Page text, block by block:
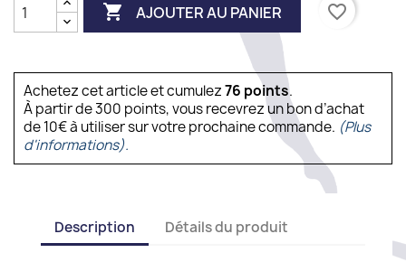
 AJOUTER AU PANIER favorite_border
Achetez cet article et cumulez76 points.
À partir de 300 points, vous recevrez un bon d’achat
de 10€ à utiliser sur votre prochaine commande. (Plus
d'informations).
Description Détails du produit